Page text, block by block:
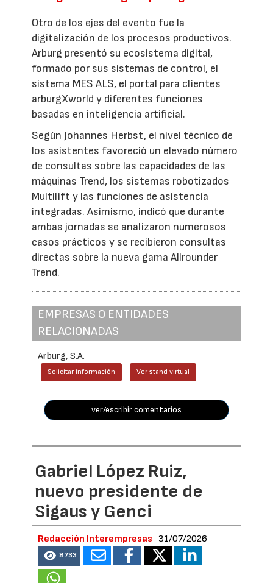
Otro de los ejes del evento fue la
digitalización de los procesos productivos.
Arburg presentó su ecosistema digital,
formado por sus sistemas de control, el
sistema MES ALS, el portal para clientes
arburgXworld y diferentes funciones
basadas en inteligencia artificial.
Según Johannes Herbst, el nivel técnico de
los asistentes favoreció un elevado número
de consultas sobre las capacidades de las
máquinas Trend, los sistemas robotizados
Multilift y las funciones de asistencia
integradas. Asimismo, indicó que durante
ambas jornadas se analizaron numerosos
casos prácticos y se recibieron consultas
directas sobre la nueva gama Allrounder
Trend.
EMPRESAS O ENTIDADES
RELACIONADAS
Arburg, S.A.
Solicitar información Ver stand virtual
ver/escribir comentarios
Gabriel López Ruiz,
nuevo presidente de
Sigaus y Genci
Redacción Interempresas 31/07/2026
8733